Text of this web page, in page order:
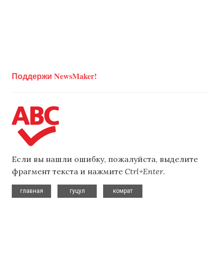
Поддержи NewsMaker!
Если вы нашли ошибку, пожалуйста, выделите
фрагмент текста и нажмите Ctrl+Enter.
главная
гуцул
комрат